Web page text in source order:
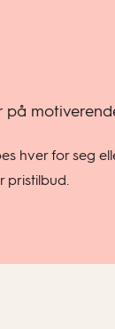
på
hver for seg
pristilbud.